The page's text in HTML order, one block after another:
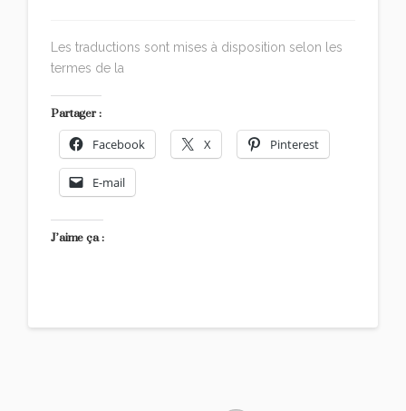
Les traductions sont mises à disposition selon les
termes de la
Partager :
Facebook X Pinterest
E-mail
J’aime ça :